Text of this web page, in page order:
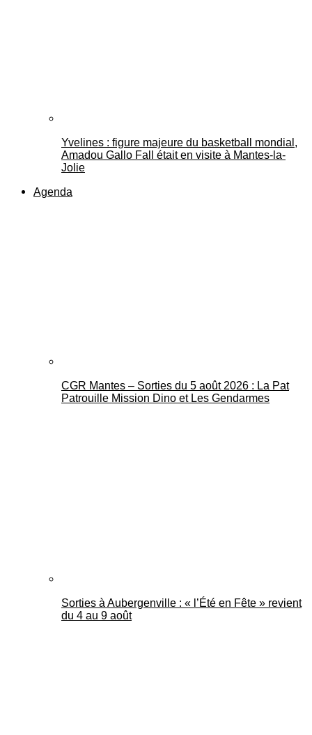
Yvelines : figure majeure du basketball mondial,
Amadou Gallo Fall était en visite à Mantes-la-
Jolie
Agenda
CGR Mantes – Sorties du 5 août 2026 : La Pat
Patrouille Mission Dino et Les Gendarmes
Sorties à Aubergenville : « l’Été en Fête » revient
du 4 au 9 août